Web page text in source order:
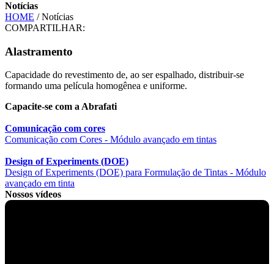
Notícias
HOME / Notícias
COMPARTILHAR:
Alastramento
Capacidade do revestimento de, ao ser espalhado, distribuir-se
formando uma película homogênea e uniforme.
Capacite-se com a Abrafati
Comunicação com cores
Comunicação com Cores - Módulo avançado em tintas
Design of Experiments (DOE)
Design of Experiments (DOE) para Formulação de Tintas - Módulo
avançado em tinta
Nossos vídeos